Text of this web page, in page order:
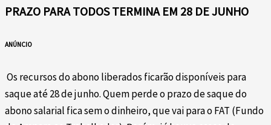
PRAZO PARA TODOS TERMINA EM 28 DE JUNHO
ANÚNCIO
Os recursos do abono liberados ficarão disponíveis para
saque até 28 de junho. Quem perde o prazo de saque do
abono salarial fica sem o dinheiro, que vai para o FAT (Fundo